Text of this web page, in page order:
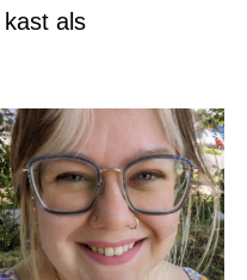
als